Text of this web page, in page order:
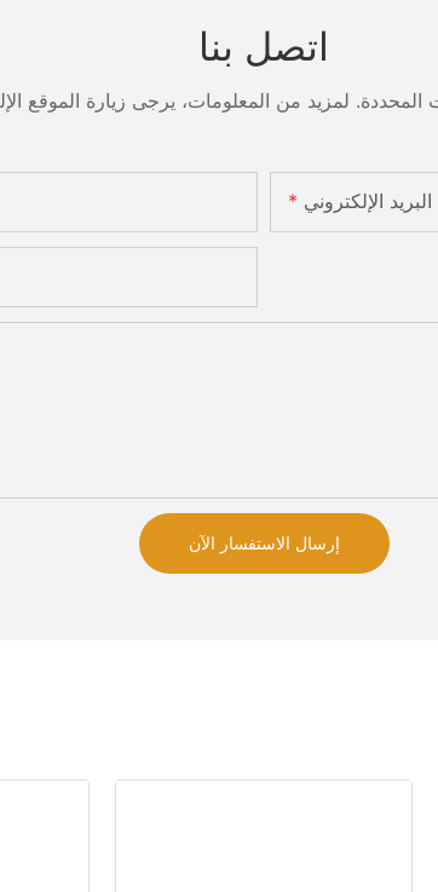
اتصل بنا
البريد الإلكتروني
إرسال الاستفسار الآن